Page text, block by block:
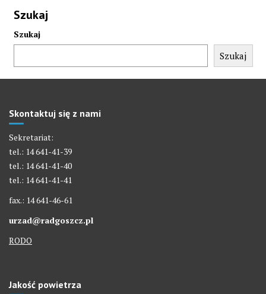
Szukaj
Szukaj
Szukaj
Skontaktuj się z nami
Sekretariat:
tel.: 14 641-41-39
tel.: 14 641-41-40
tel.: 14 641-41-41
fax.: 14 641-46-61
urzad@radgoszcz.pl
RODO
Jakość powietrza